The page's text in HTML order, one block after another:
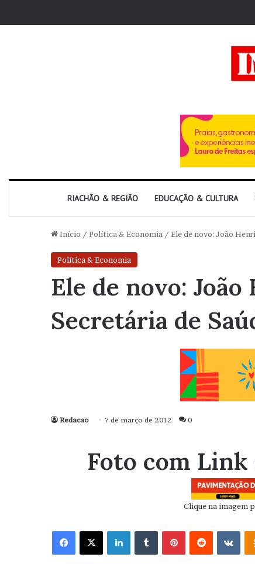
RIACHÃO & REGIÃO EDUCAÇÃO & CULTURA
Início / Política & Economia / Ele de novo: João
Política & Economia
Ele de novo:
Secretária de
Redacao 7 de março de 2012 0
Foto com
Clique na imagem
Facebook X Linkedin VK